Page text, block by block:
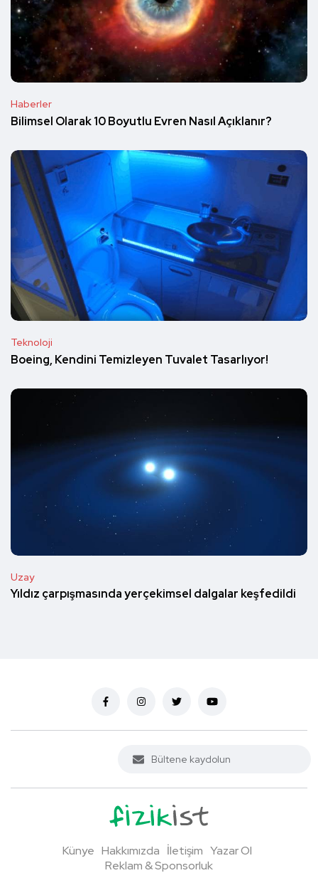
Haberler
Bilimsel Olarak 10 Boyutlu Evren Nasıl Açıklanır?
Teknoloji
Boeing, Kendini Temizleyen Tuvalet Tasarlıyor!
Uzay
Yıldız çarpışmasında yerçekimsel dalgalar keşfedildi
Künye Hakkımızda İletişim Yazar Ol
Reklam & Sponsorluk